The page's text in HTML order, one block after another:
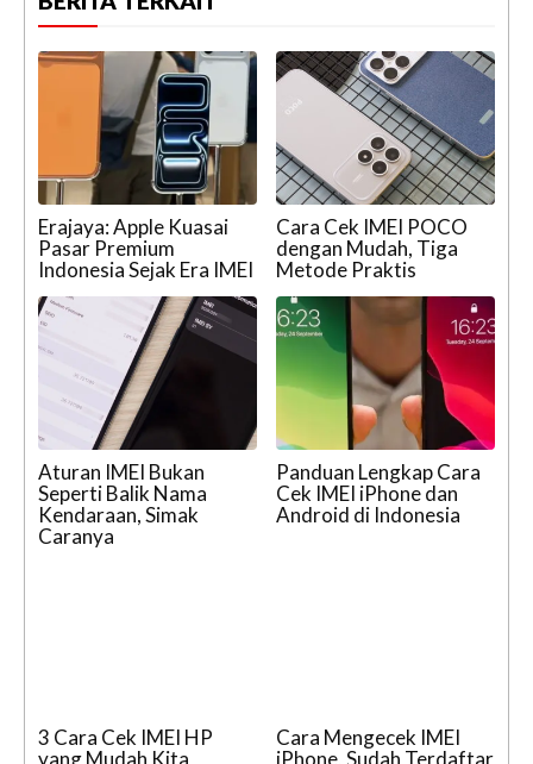
Erajaya: Apple Kuasai
Pasar Premium
Indonesia Sejak Era IMEI
Cara Cek IMEI POCO
dengan Mudah, Tiga
Metode Praktis
Aturan IMEI Bukan
Seperti Balik Nama
Kendaraan, Simak
Caranya
Panduan Lengkap Cara
Cek IMEI iPhone dan
Android di Indonesia
3 Cara Cek IMEI HP
Cara Mengecek IMEI